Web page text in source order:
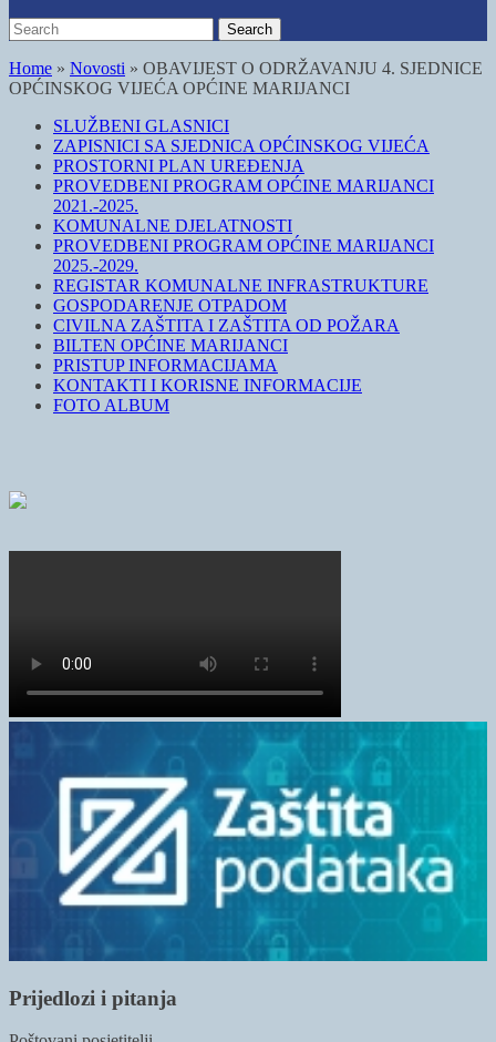
Search
for:
Search
Home » Novosti » OBAVIJEST O ODRŽAVANJU 4. SJEDNICE
OPĆINSKOG VIJEĆA OPĆINE MARIJANCI
SLUŽBENI GLASNICI
ZAPISNICI SA SJEDNICA OPĆINSKOG VIJEĆA
PROSTORNI PLAN UREĐENJA
PROVEDBENI PROGRAM OPĆINE MARIJANCI
2021.-2025.
KOMUNALNE DJELATNOSTI
PROVEDBENI PROGRAM OPĆINE MARIJANCI
2025.-2029.
REGISTAR KOMUNALNE INFRASTRUKTURE
GOSPODARENJE OTPADOM
CIVILNA ZAŠTITA I ZAŠTITA OD POŽARA
BILTEN OPĆINE MARIJANCI
PRISTUP INFORMACIJAMA
KONTAKTI I KORISNE INFORMACIJE
FOTO ALBUM
Prijedlozi i pitanja